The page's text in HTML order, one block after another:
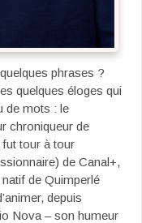
phrases ?
quelques éloges qui
de mots : le
chroniqueur de
fut tour à tour
de Canal+,
de Quimperlé
depuis
Nova – son humeur